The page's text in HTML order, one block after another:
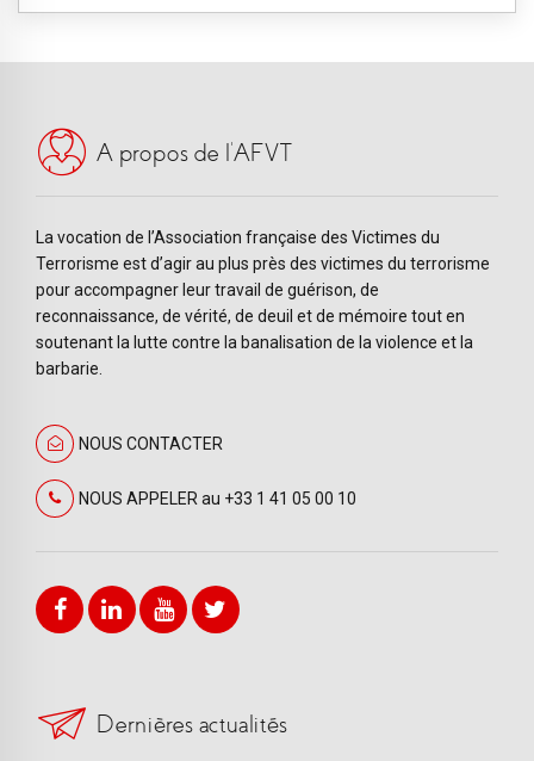
A propos de l’AFVT
La vocation de l’Association française des Victimes du
Terrorisme est d’agir au plus près des victimes du terrorisme
pour accompagner leur travail de guérison, de
reconnaissance, de vérité, de deuil et de mémoire tout en
soutenant la lutte contre la banalisation de la violence et la
barbarie.
NOUS CONTACTER
NOUS APPELER au +33 1 41 05 00 10
Dernières actualités